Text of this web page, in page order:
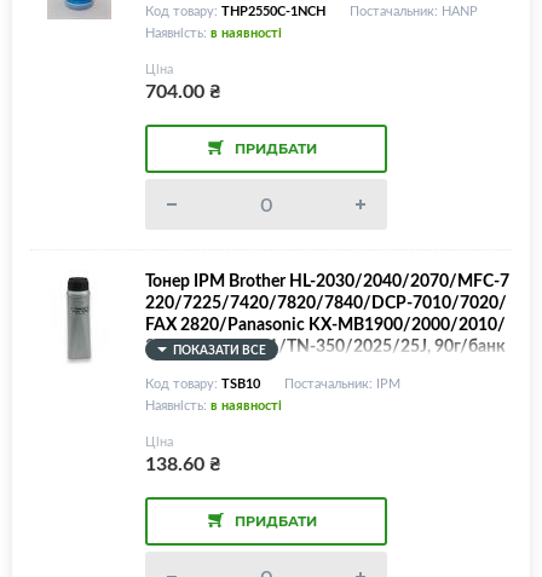
Код товару: THP2550C-1NCH
Постачальник: HANP
Наявність: в наявності
Ціна
704.00₴
ПРИДБАТИ
Тонер IPM Brother HL-2030/2040/2070/MFC-7
220/7225/7420/7820/7840/DCP-7010/7020/
FAX 2820/Panasonic KX-MB1900/2000/2010/
2025/2030/2061/TN-350/2025/25J, 90г/банк
а
ПОКАЗАТИ ВСЕ
Код товару: TSB10
Постачальник: IPM
Наявність: в наявності
Ціна
138.60₴
ПРИДБАТИ